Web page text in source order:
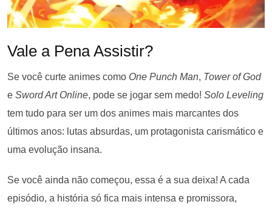
Vale a Pena Assistir?
Se você curte animes como One Punch Man, Tower of God
e Sword Art Online, pode se jogar sem medo! Solo Leveling
tem tudo para ser um dos animes mais marcantes dos
últimos anos: lutas absurdas, um protagonista carismático e
uma evolução insana.
Se você ainda não começou, essa é a sua deixa! A cada
episódio, a história só fica mais intensa e promissora,